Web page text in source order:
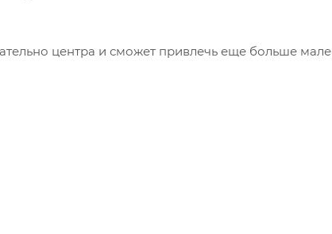
центра и сможет привлечь еще больше